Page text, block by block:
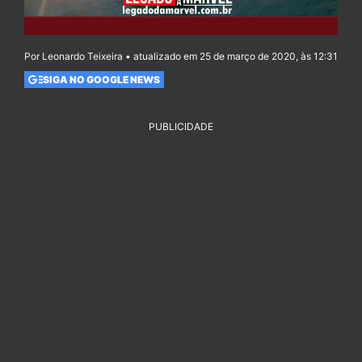
Por Leonardo Teixeira • atualizado em 25 de março de 2020, às 12:31
SIGA NO GOOGLE NEWS
PUBLICIDADE